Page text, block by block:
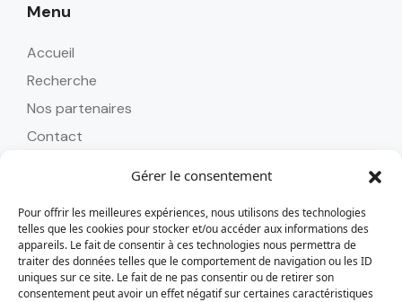
Gérer le consentement
Pour offrir les meilleures expériences, nous utilisons des technologies
telles que les cookies pour stocker et/ou accéder aux informations des
appareils. Le fait de consentir à ces technologies nous permettra de
traiter des données telles que le comportement de navigation ou les ID
uniques sur ce site. Le fait de ne pas consentir ou de retirer son
consentement peut avoir un effet négatif sur certaines caractéristiques
Menu
Accueil
Recherche
Nos partenaires
Contact
Contact
Tél : 0262 24 58 45
alizoavoyages@alizoavoyages.com